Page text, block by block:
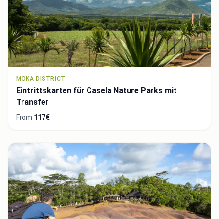
MOKA DISTRICT
Eintrittskarten für Casela Nature Parks mit
Transfer
From 117€